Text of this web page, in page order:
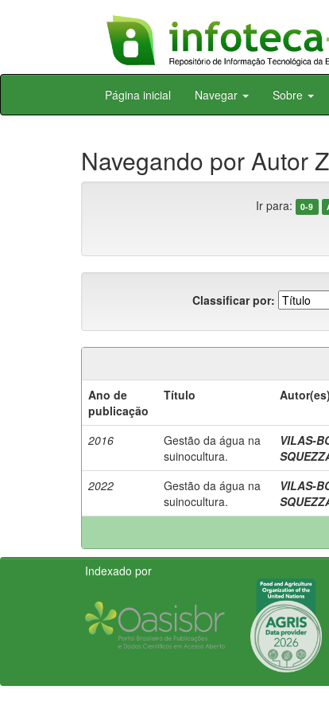
Skip
Página inicial Navegar Sobre
Navegando por Autor
Ir para: 0-9
Classificar por:
Ano de
publicação
Título Autor(es)
2016
Gestão da água na
suinocultura.
VILAS-
2022
Gestão da água na
suinocultura.
VILAS-
Indexado por